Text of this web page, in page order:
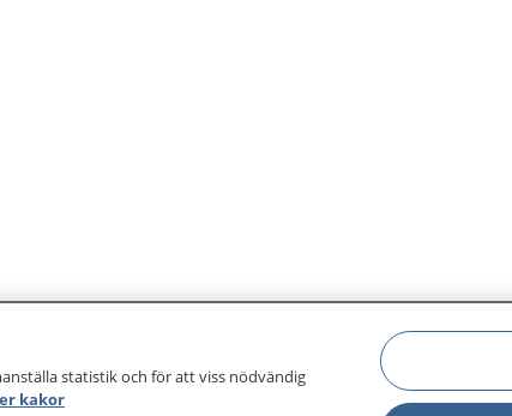
statistik och för att viss nödvändig
kakor